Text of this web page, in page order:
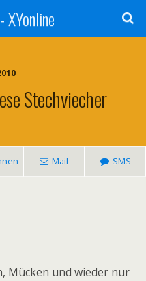
XYonline
Stechviecher
Mail SMS
Mücken und wieder nur